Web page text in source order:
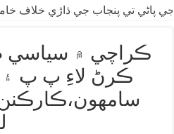
پاڻي تي پنجاب جي ڌاڙي خلاف
ڪراچي ۾ سياسي
ڪرڻ لاءِ پ پ ۽